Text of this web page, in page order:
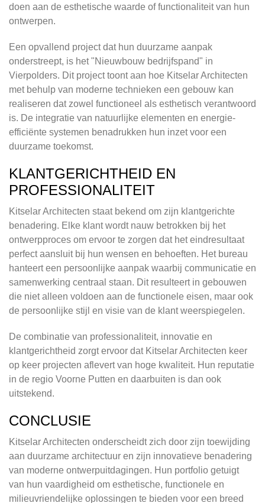
doen aan de esthetische waarde of functionaliteit van hun
ontwerpen.
Een opvallend project dat hun duurzame aanpak
onderstreept, is het "Nieuwbouw bedrijfspand" in
Vierpolders. Dit project toont aan hoe Kitselar Architecten
met behulp van moderne technieken een gebouw kan
realiseren dat zowel functioneel als esthetisch verantwoord
is. De integratie van natuurlijke elementen en energie-
efficiënte systemen benadrukken hun inzet voor een
duurzame toekomst.
KLANTGERICHTHEID EN
PROFESSIONALITEIT
Kitselar Architecten staat bekend om zijn klantgerichte
benadering. Elke klant wordt nauw betrokken bij het
ontwerpproces om ervoor te zorgen dat het eindresultaat
perfect aansluit bij hun wensen en behoeften. Het bureau
hanteert een persoonlijke aanpak waarbij communicatie en
samenwerking centraal staan. Dit resulteert in gebouwen
die niet alleen voldoen aan de functionele eisen, maar ook
de persoonlijke stijl en visie van de klant weerspiegelen.
De combinatie van professionaliteit, innovatie en
klantgerichtheid zorgt ervoor dat Kitselar Architecten keer
op keer projecten aflevert van hoge kwaliteit. Hun reputatie
in de regio Voorne Putten en daarbuiten is dan ook
uitstekend.
CONCLUSIE
Kitselar Architecten onderscheidt zich door zijn toewijding
aan duurzame architectuur en zijn innovatieve benadering
van moderne ontwerpuitdagingen. Hun portfolio getuigt
van hun vaardigheid om esthetische, functionele en
milieuvriendelijke oplossingen te bieden voor een breed